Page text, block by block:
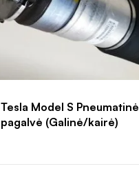
Tesla Model S Pneumatinė
pagalvė (Galinė/kairė)